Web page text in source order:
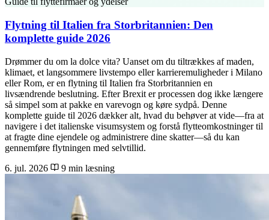
Flytning til Italien fra Storbritannien: Den
komplette guide 2026
Drømmer du om la dolce vita? Uanset om du tiltrækkes af maden,
klimaet, et langsommere livstempo eller karrieremuligheder i Milano
eller Rom, er en flytning til Italien fra Storbritannien en
livsændrende beslutning. Efter Brexit er processen dog ikke længere
så simpel som at pakke en varevogn og køre sydpå. Denne
komplette guide til 2026 dækker alt, hvad du behøver at vide—fra at
navigere i det italienske visumsystem og forstå flytteomkostninger til
at fragte dine ejendele og administrere dine skatter—så du kan
gennemføre flytningen med selvtillid.
6. jul. 2026
9 min læsning